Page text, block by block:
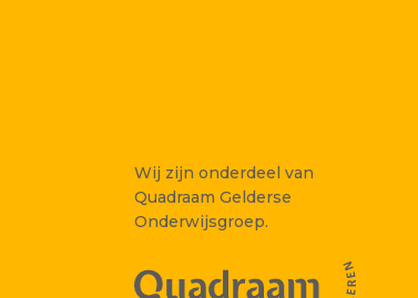
Wij zijn onderdeel van
Quadraam Gelderse
Onderwijsgroep.